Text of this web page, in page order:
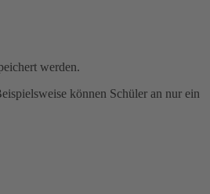
werden.
können Schüler an nur ein